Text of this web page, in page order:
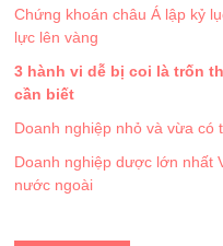
Chứng khoán châu Á lập kỷ
lực lên vàng
3 hành vi dễ bị coi là trốn
cần biết
Doanh nghiệp nhỏ và vừa có
Doanh nghiệp dược lớn nhất
nước ngoài